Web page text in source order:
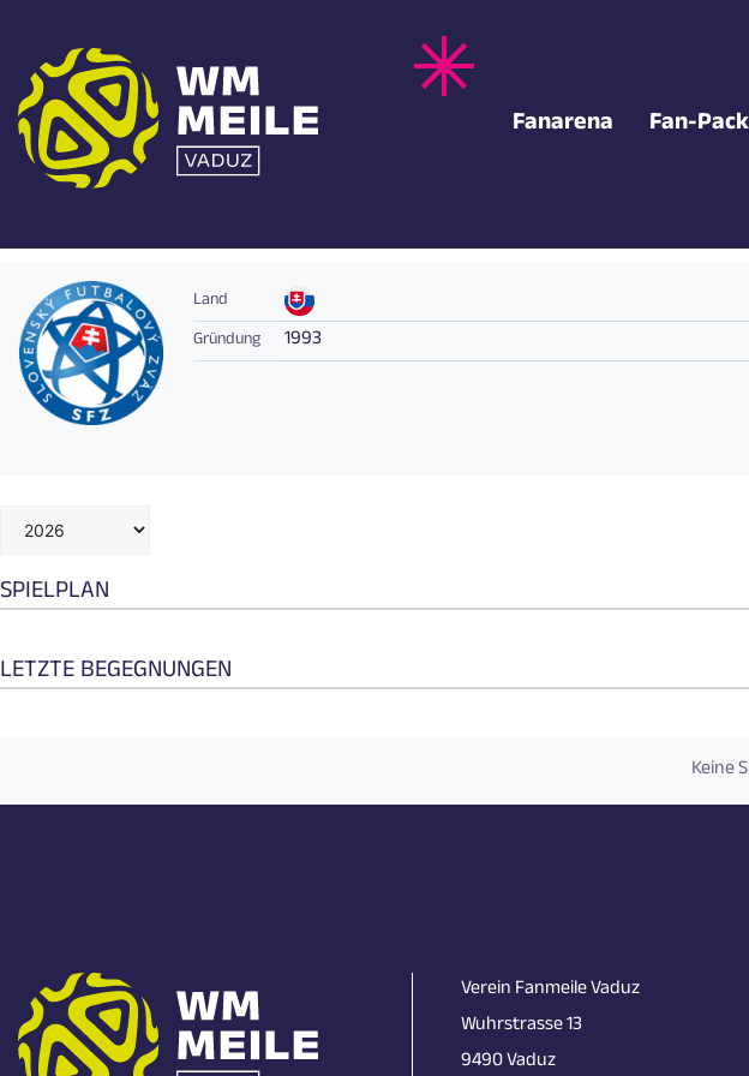
springen
Fanarena Fan-
SLOVAKIA
Land
Gründung
1993
SPIELPLAN
LETZTE BEGEGNUNGEN
Keine
Verein Fanmeile Vaduz
Wuhrstrasse 13
9490 Vaduz